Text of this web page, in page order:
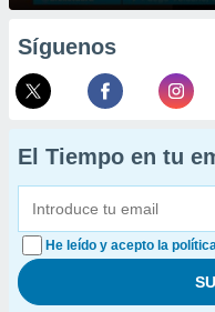
Síguenos
El Tiempo en tu
He leído y acepto la